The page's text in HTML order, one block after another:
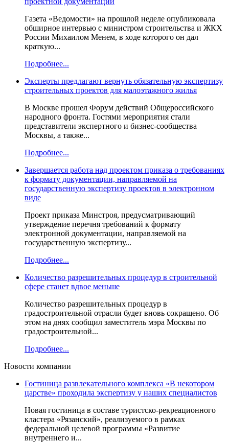
Газета «Ведомости» на прошлой неделе опубликовала
обширное интервью с министром строительства и ЖКХ
России Михаилом Менем, в ходе которого он дал
краткую...
Подробнее...
Эксперты предлагают вернуть обязательную экспертизу
строительных проектов для малоэтажного жилья
В Москве прошел Форум действий Общероссийского
народного фронта. Гостями мероприятия стали
представители экспертного и бизнес-сообщества
Москвы, а также...
Подробнее...
Завершается работа над проектом приказа о требованиях
к формату документации, направляемой на
государственную экспертизу проектов в электронном
виде
Проект приказа Минстроя, предусматривающий
утверждение перечня требований к формату
электронной документации, направляемой на
государственную экспертизу...
Подробнее...
Количество разрешительных процедур в строительной
сфере станет вдвое меньше
Количество разрешительных процедур в
градостроительной отрасли будет вновь сокращено. Об
этом на днях сообщил заместитель мэра Москвы по
градостроительной...
Подробнее...
Новости компании
Гостиница развлекательного комплекса «В некотором
царстве» проходила экспертизу у наших специалистов
Новая гостиница в составе туристско-рекреационного
кластера «Рязанский», реализуемого в рамках
федеральной целевой программы «Развитие
внутреннего и...